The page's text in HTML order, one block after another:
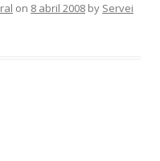
on 8 abril 2008 by Servei